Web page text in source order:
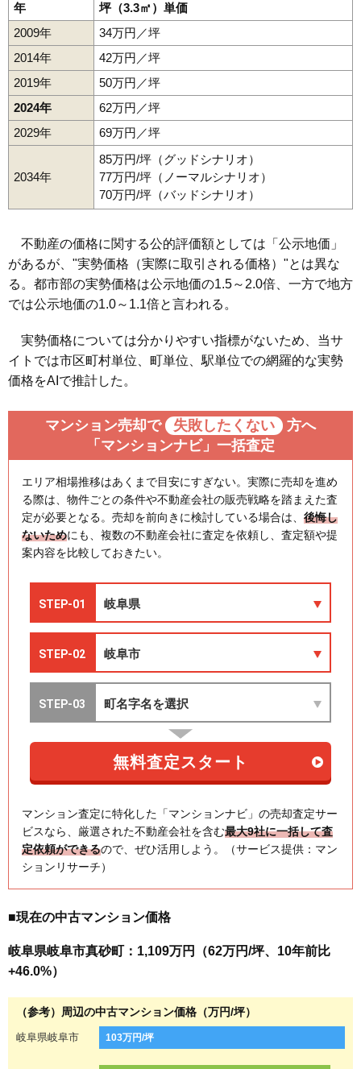
年
坪（3.3㎡）単価
2009年
34万円／坪
2014年
42万円／坪
2019年
50万円／坪
2024年
62万円／坪
2029年
69万円／坪
2034年
85万円/坪（グッドシナリオ）
77万円/坪（ノーマルシナリオ）
70万円/坪（バッドシナリオ）
不動産の価格に関する公的評価額としては「公示地価」
があるが、"実勢価格（実際に取引される価格）"とは異な
る。都市部の実勢価格は公示地価の1.5～2.0倍、一方で地方
では公示地価の1.0～1.1倍と言われる。
実勢価格については分かりやすい指標がないため、当サ
イトでは市区町村単位、町単位、駅単位での網羅的な実勢
価格をAIで推計した。
マンション売却で 失敗したくない
方へ
「マンションナビ」一括査定
エリア相場推移はあくまで目安にすぎない。実際に売却を進め
る際は、物件ごとの条件や不動産会社の販売戦略を踏まえた査
定が必要となる。売却を前向きに検討している場合は、 後悔し
ないためにも、複数の不動産会社に査定を依頼し、査定額や提
案内容を比較しておきたい。
マンション査定に特化した「マンションナビ」の売却査定サー
ビスなら、厳選された不動産会社を含む最大9社に一括して査
定依頼ができるので、ぜひ活用しよう。（サービス提供：マン
ションリサーチ）
■現在の中古マンション価格
岐阜県岐阜市真砂町：1,109万円（62万円/坪、10年前比
+46.0%）
（参考）周辺の中古マンション価格（万円/坪）
岐阜県岐阜市 103万円/坪